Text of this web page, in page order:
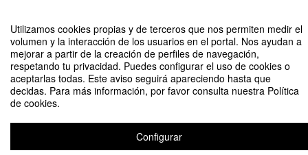
Utilizamos cookies propias y de terceros que nos permiten medir el
volumen y la interacción de los usuarios en el portal. Nos ayudan a
mejorar a partir de la creación de perfiles de navegación,
respetando tu privacidad. Puedes configurar el uso de cookies o
aceptarlas todas. Este aviso seguirá apareciendo hasta que
decidas. Para más información, por favor consulta nuestra Política
de cookies.
Configurar
Compartir por email
Seminario: Formación de Formadores en Cuidados de Gerontología